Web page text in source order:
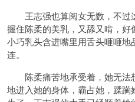
王志强也算阅女无数，不过
握住陈柔的美乳，又舔又啃，
小巧乳头含进嘴里用舌头咂咂
连。
陈柔痛苦地承受着，她无法
地进入她的身体，霸占她，蹂